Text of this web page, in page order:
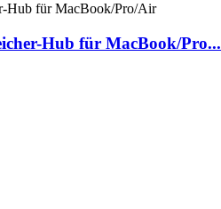
Hub für MacBook/Pro...